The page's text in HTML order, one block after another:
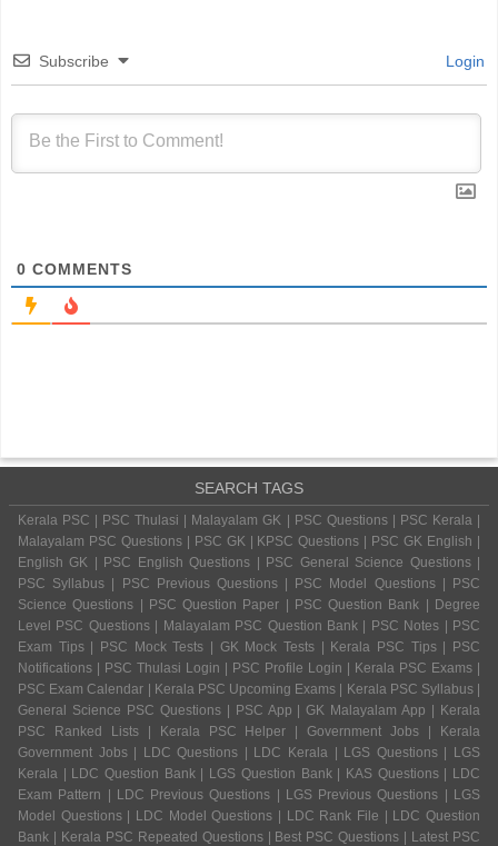
Subscribe Login
0 COMMENTS
SEARCH TAGS
Kerala PSC | PSC Thulasi | Malayalam GK | PSC Questions | PSC Kerala |
Malayalam PSC Questions | PSC GK | KPSC Questions | PSC GK English |
English GK | PSC English Questions | PSC General Science Questions |
PSC Syllabus | PSC Previous Questions | PSC Model Questions | PSC
Science Questions | PSC Question Paper | PSC Question Bank | Degree
Level PSC Questions | Malayalam PSC Question Bank | PSC Notes | PSC
Exam Tips | PSC Mock Tests | GK Mock Tests | Kerala PSC Tips | PSC
Notifications | PSC Thulasi Login | PSC Profile Login | Kerala PSC Exams |
PSC Exam Calendar | Kerala PSC Upcoming Exams | Kerala PSC Syllabus |
General Science PSC Questions | PSC App | GK Malayalam App | Kerala
PSC Ranked Lists | Kerala PSC Helper | Government Jobs | Kerala
Government Jobs | LDC Questions | LDC Kerala | LGS Questions | LGS
Kerala | LDC Question Bank | LGS Question Bank | KAS Questions | LDC
Exam Pattern | LDC Previous Questions | LGS Previous Questions | LGS
Model Questions | LDC Model Questions | LDC Rank File | LDC Question
Bank | Kerala PSC Repeated Questions | Best PSC Questions | Latest PSC